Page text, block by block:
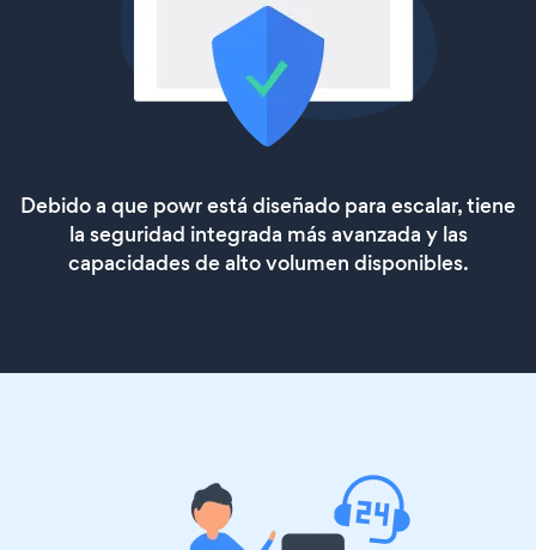
Debido a que powr está diseñado para escalar, tiene
la seguridad integrada más avanzada y las
capacidades de alto volumen disponibles.